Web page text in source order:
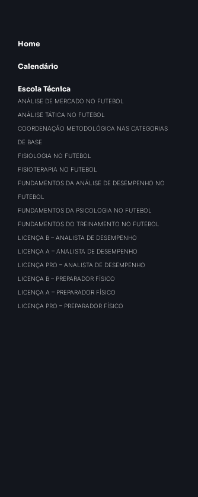
Home
Calendário
Escola Técnica
ANÁLISE DE MERCADO NO FUTEBOL
ANÁLISE TÁTICA NO FUTEBOL
COORDENAÇÃO METODOLÓGICA NAS CATEGORIAS
DE BASE
FISIOLOGIA NO FUTEBOL
FISIOTERAPIA NO FUTEBOL
FUNDAMENTOS DA ANÁLISE DE DESEMPENHO NO
FUTEBOL
FUNDAMENTOS DA PSICOLOGIA NO FUTEBOL
FUNDAMENTOS DO TREINAMENTO NO FUTEBOL
LICENÇA B – ANALISTA DE DESEMPENHO
LICENÇA A – ANALISTA DE DESEMPENHO
LICENÇA PRO – ANALISTA DE DESEMPENHO
LICENÇA B – PREPARADOR FÍSICO
LICENÇA A – PREPARADOR FÍSICO
LICENÇA PRO – PREPARADOR FÍSICO